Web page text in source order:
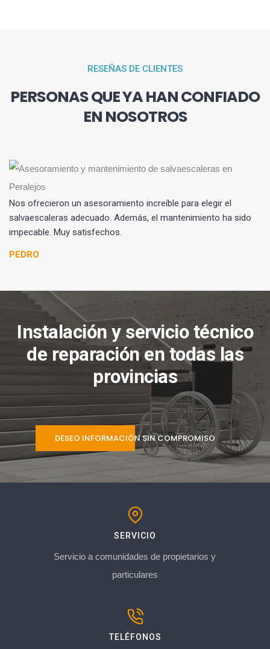
RESEÑAS DE CLIENTES
PERSONAS QUE YA HAN CONFIADO
EN NOSOTROS
Nos ofrecieron un asesoramiento increíble para elegir el
salvaescaleras adecuado. Además, el mantenimiento ha sido
impecable. Muy satisfechos.
PEDRO
Instalación y servicio técnico
de reparación en todas las
provincias
DESEO INFORMACIÓN SIN COMPROMISO
SERVICIO
Servicio a comunidades de propietarios y
particulares
TELÉFONOS